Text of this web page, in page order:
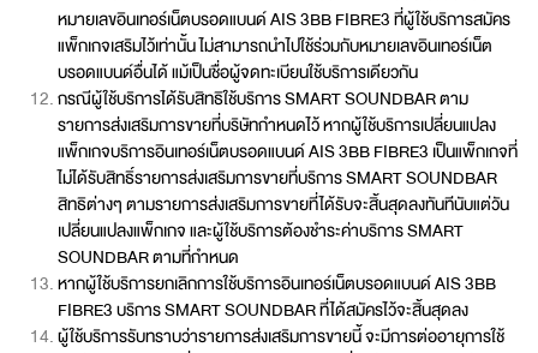
หมายเลขอินเทอร์เน็ตบรอดแบนด์ AIS 3BB FIBRE3 ที่ผู้ใช้บริการสมัคร
แพ็กเกจเสริมไว้เท่านั้น ไม่สามารถนำไปใช้ร่วมกับหมายเลขอินเทอร์เน็ต
บรอดแบนด์อื่นได้ แม้เป็นชื่อผู้จดทะเบียนใช้บริการเดียวกัน
กรณีผู้ใช้บริการได้รับสิทธิใช้บริการ SMART SOUNDBAR ตาม
รายการส่งเสริมการขายที่บริษัทกำหนดไว้ หากผู้ใช้บริการเปลี่ยนแปลง
แพ็กเกจบริการอินเทอร์เน็ตบรอดแบนด์ AIS 3BB FIBRE3 เป็นแพ็กเกจที่
ไม่ได้รับสิทธิ์รายการส่งเสริมการขายที่บริการ SMART SOUNDBAR
สิทธิต่างๆ ตามรายการส่งเสริมการขายที่ได้รับจะสิ้นสุดลงทันทีนับแต่วัน
เปลี่ยนแปลงแพ็กเกจ และผู้ใช้บริการต้องชำระค่าบริการ SMART
SOUNDBAR ตามที่กำหนด
หากผู้ใช้บริการยกเลิกการใช้บริการอินเทอร์เน็ตบรอดแบนด์ AIS 3BB
FIBRE3 บริการ SMART SOUNDBAR ที่ได้สมัครไว้จะสิ้นสุดลง
ผู้ใช้บริการรับทราบว่ารายการส่งเสริมการขายนี้ จะมีการต่ออายุการใช้